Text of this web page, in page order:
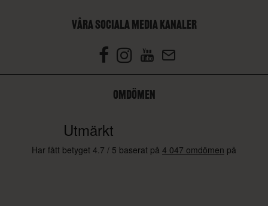
VÅRA SOCIALA MEDIA KANALER
OMDÖMEN